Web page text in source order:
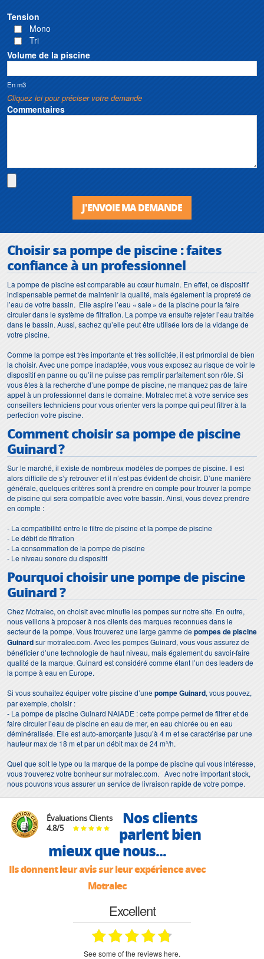
Tension
Mono
Tri
Volume de la piscine
En m3
Cliquez ici pour préciser votre demande
Commentaires
J'ENVOIE MA DEMANDE
Choisir sapompe de piscine: faites
confiance à un professionnel
La pompe de piscine est comparable au cœur humain. En effet, ce dispositif
indispensable permet de maintenir la qualité, mais également la propreté de
l’eau de votre bassin. Elle aspire l’eau « sale » de la piscine pour la faire
circuler dans le système de filtration. La pompe va ensuite rejeter l’eau traitée
dans le bassin. Aussi, sachez qu’elle peut être utilisée lors de la vidange de
votre piscine.
Comme la pompe est très importante et très sollicitée, il est primordial de bien
la choisir. Avec une pompe inadaptée, vous vous exposez au risque de voir le
dispositif en panne ou qu’il ne puisse pas remplir parfaitement son rôle. Si
vous êtes à la recherche d’une pompe de piscine, ne manquez pas de faire
appel à un professionnel dans le domaine. Motralec met à votre service ses
conseillers techniciens pour vous orienter vers la pompe qui peut filtrer à la
perfection votre piscine.
Comment choisir sapompe de piscine
Guinard?
Sur le marché, il existe de nombreux modèles de pompes de piscine. Il est
alors difficile de s’y retrouver et il n’est pas évident de choisir. D’une manière
générale, quelques critères sont à prendre en compte pour trouver la pompe
de piscine qui sera compatible avec votre bassin. Ainsi, vous devez prendre
en compte :
- La compatibilité entre le filtre de piscine et la pompe de piscine
- Le débit de filtration
- La consommation de la pompe de piscine
- Le niveau sonore du dispositif
Pourquoi choisir unepompe de piscine
Guinard?
Chez Motralec, on choisit avec minutie les pompes sur notre site. En outre,
nous veillons à proposer à nos clients des marques reconnues dans le
secteur de la pompe. Vous trouverez une large gamme depompes de piscine
Guinardsur motralec.com. Avec les pompes Guinard, vous vous assurez de
bénéficier d’une technologie de haut niveau, mais également du savoir-faire
qualité de la marque. Guinard est considéré comme étant l’un des leaders de
la pompe à eau en Europe.
Si vous souhaitez équiper votre piscine d’unepompe Guinard, vous pouvez,
par exemple, choisir :
- La pompe de piscine Guinard NAIADE : cette pompe permet de filtrer et de
faire circuler l’eau de piscine en eau de mer, en eau chlorée ou en eau
déminéralisée. Elle est auto-amorçante jusqu’à 4 m et se caractérise par une
hauteur max de 18 m et par un débit max de 24 m³/h.
Quel que soit le type ou la marque de la pompe de piscine qui vous intéresse,
vous trouverez votre bonheur sur motralec.com. Avec notre important stock,
nous pouvons vous assurer un service de livraison rapide de votre pompe.
Évaluations Clients
4.8/5
Nos clients
parlent bien
mieux que nous...
Ils donnent leur avis sur leur expérience avec
Motralec
Excellent
see some of the reviews here.